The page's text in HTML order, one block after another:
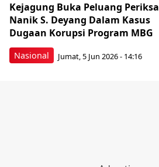
Nasional
Kejagung Buka Peluang Periksa
Nanik S. Deyang Dalam Kasus
Dugaan Korupsi Program MBG
Jumat, 5 Jun 2026 - 14:16